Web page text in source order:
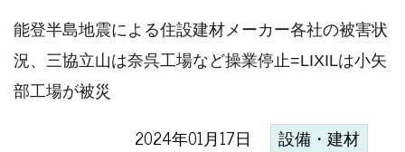
能登半島地震による住設建材メーカー各社の被害状
況、三協立山は奈呉工場など操業停止=LIXILは小矢
部工場が被災
2024年01月17日 設備・建材